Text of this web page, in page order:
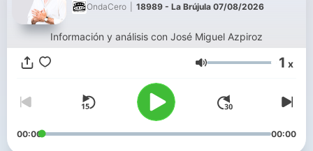
OndaCero 18989 - La Brújula 07/08/2026
Información y análisis con José Miguel Azpiroz
Volum 1 x
00:00 00:00